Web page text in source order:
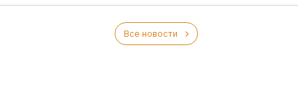
Все новости